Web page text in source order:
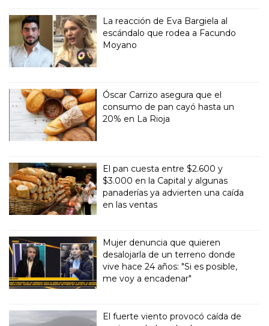
La reacción de Eva Bargiela al
escándalo que rodea a Facundo
Moyano
Óscar Carrizo asegura que el
consumo de pan cayó hasta un
20% en La Rioja
El pan cuesta entre $2.600 y
$3.000 en la Capital y algunas
panaderías ya advierten una caída
en las ventas
Mujer denuncia que quieren
desalojarla de un terreno donde
vive hace 24 años: "Si es posible,
me voy a encadenar"
El fuerte viento provocó caída de